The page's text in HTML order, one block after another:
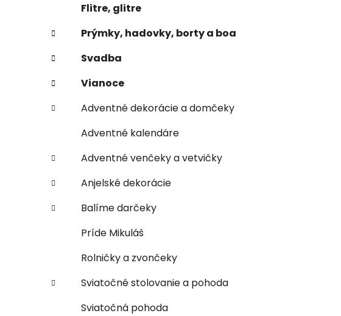
Flitre, glitre
Prýmky, hadovky, borty a boa
Svadba
Vianoce
Adventné dekorácie a domčeky
Adventné kalendáre
Adventné venčeky a vetvičky
Anjelské dekorácie
Balíme darčeky
Príde Mikuláš
Rolničky a zvončeky
Sviatočné stolovanie a pohoda
Sviatočná pohoda